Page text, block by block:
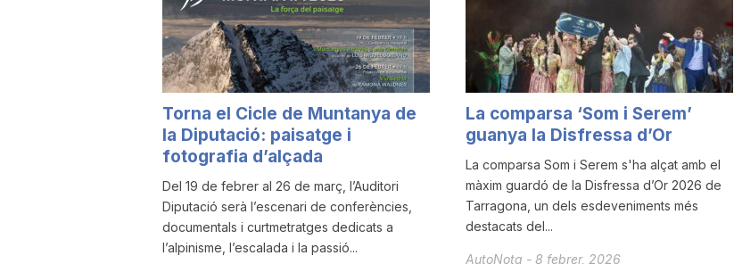
Torna el Cicle de Muntanya de
la Diputació: paisatge i
fotografia d’alçada
Del 19 de febrer al 26 de març, l’Auditori
Diputació serà l’escenari de conferències,
documentals i curtmetratges dedicats a
l’alpinisme, l’escalada i la passió...
La comparsa ‘Som i Serem’
guanya la Disfressa d’Or
La comparsa Som i Serem s'ha alçat amb el
màxim guardó de la Disfressa d’Or 2026 de
Tarragona, un dels esdeveniments més
destacats del...
AutoNota - 8 febrer, 2026